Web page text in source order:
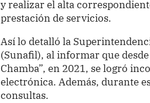
y realizar el alta
prestación de servicios.
Así lo detalló la
(Sunafil), al informar que
Chamba”, en 2021, se logró
electrónica. Además, durante
consultas.